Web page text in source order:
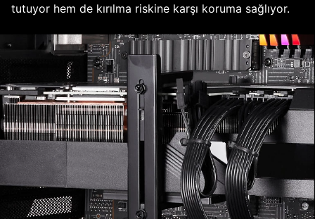
tutuyor hem de kırılma riskine karşı koruma sağlıyor.